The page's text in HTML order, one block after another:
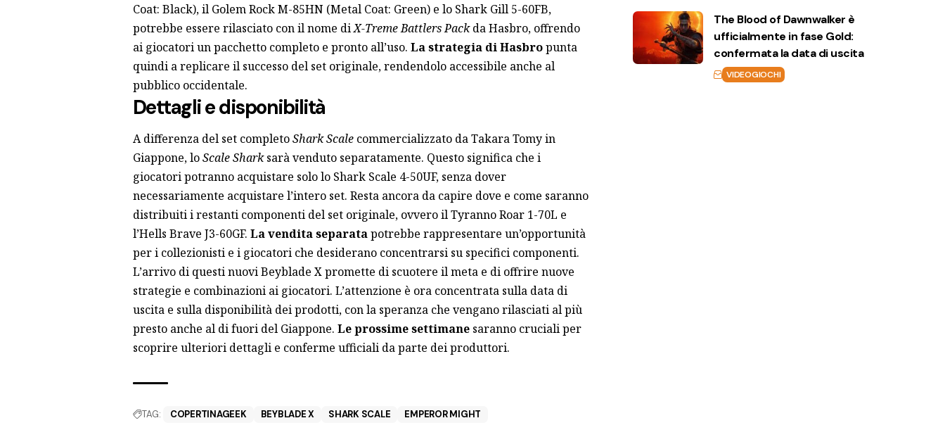
Coat: Black), il Golem Rock M-85HN (Metal Coat: Green) e lo Shark Gill 5-60FB,
potrebbe essere rilasciato con il nome diX-Treme Battlers Packda Hasbro, offrendo
ai giocatori un pacchetto completo e pronto all’uso. La strategia di Hasbropunta
quindi a replicare il successo del set originale, rendendolo accessibile anche al
pubblico occidentale.
Dettagli e disponibilità
A differenza del set completoShark Scalecommercializzato da Takara Tomy in
Giappone, loScale Sharksarà venduto separatamente. Questo significa che i
giocatori potranno acquistare solo lo Shark Scale 4-50UF, senza dover
necessariamente acquistare l’intero set. Resta ancora da capire dove e come saranno
distribuiti i restanti componenti del set originale, ovvero il Tyranno Roar 1-70L e
l’Hells Brave J3-60GF. La vendita separatapotrebbe rappresentare un’opportunità
per i collezionisti e i giocatori che desiderano concentrarsi su specifici componenti.
L’arrivo di questi nuovi Beyblade X promette di scuotere il meta e di offrire nuove
strategie e combinazioni ai giocatori. L’attenzione è ora concentrata sulla data di
uscita e sulla disponibilità dei prodotti, con la speranza che vengano rilasciati al più
presto anche al di fuori del Giappone. Le prossime settimanesaranno cruciali per
scoprire ulteriori dettagli e conferme ufficiali da parte dei produttori.
TAG: COPERTINAGEEK BEYBLADE X SHARK SCALE EMPEROR MIGHT
The Blood of Dawnwalker è
ufficialmente in fase Gold:
confermata la data di uscita
VIDEOGIOCHI